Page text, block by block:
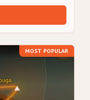
MOST POPULAR